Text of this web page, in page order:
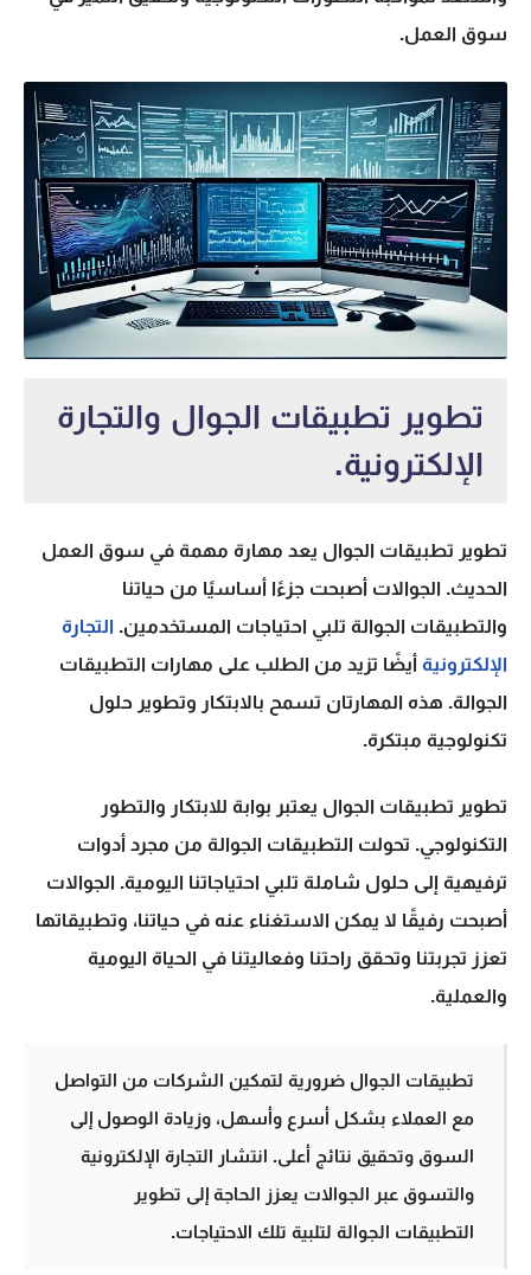
سوق العمل.
تطوير تطبيقات الجوال والتجارة
الإلكترونية.
تطوير تطبيقات الجوال يعد مهارة مهمة في سوق العمل
الحديث. الجوالات أصبحت جزءًا أساسيًا من حياتنا
والتطبيقات الجوالة تلبي احتياجات المستخدمين. التجارة
الإلكترونية أيضًا تزيد من الطلب على مهارات التطبيقات
الجوالة. هذه المهارتان تسمح بالابتكار وتطوير حلول
تكنولوجية مبتكرة.
تطوير تطبيقات الجوال يعتبر بوابة للابتكار والتطور
التكنولوجي. تحولت التطبيقات الجوالة من مجرد أدوات
ترفيهية إلى حلول شاملة تلبي احتياجاتنا اليومية. الجوالات
أصبحت رفيقًا لا يمكن الاستغناء عنه في حياتنا، وتطبيقاتها
تعزز تجربتنا وتحقق راحتنا وفعاليتنا في الحياة اليومية
والعملية.
تطبيقات الجوال ضرورية لتمكين الشركات من التواصل
مع العملاء بشكل أسرع وأسهل، وزيادة الوصول إلى
السوق وتحقيق نتائج أعلى. انتشار التجارة الإلكترونية
والتسوق عبر الجوالات يعزز الحاجة إلى تطوير
التطبيقات الجوالة لتلبية تلك الاحتياجات.